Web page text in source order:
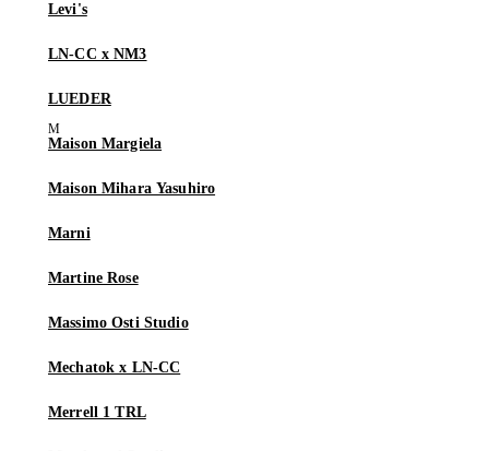
Levi's
LN-CC x NM3
LUEDER
Maison Margiela
Maison Mihara Yasuhiro
Marni
Martine Rose
Massimo Osti Studio
Mechatok x LN-CC
Merrell 1 TRL